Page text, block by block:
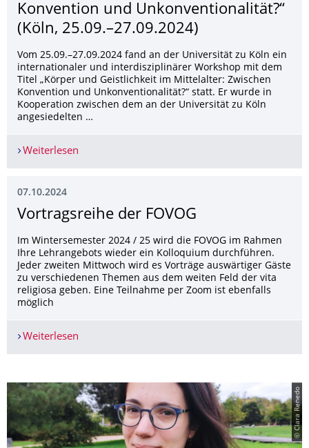
Konvention und Unkonventionalität?“
(Köln, 25.09.–27.09.2024)
Vom 25.09.–27.09.2024 fand an der Universität zu Köln ein
internationaler und interdisziplinärer Workshop mit dem
Titel „Körper und Geistlichkeit im Mittelalter: Zwischen
Konvention und Unkonventionalität?“ statt. Er wurde in
Kooperation zwischen dem an der Universität zu Köln
angesiedelten …
Weiterlesen
07.10.2024
Vortragsreihe der FOVOG
Im Wintersemester 2024 / 25 wird die FOVOG im Rahmen
Ihre Lehrangebots wieder ein Kolloquium durchführen.
Jeder zweiten Mittwoch wird es Vorträge auswärtiger Gäste
zu verschiedenen Themen aus dem weiten Feld der vita
religiosa geben. Eine Teilnahme per Zoom ist ebenfalls
möglich
Weiterlesen
© Clara Renedo